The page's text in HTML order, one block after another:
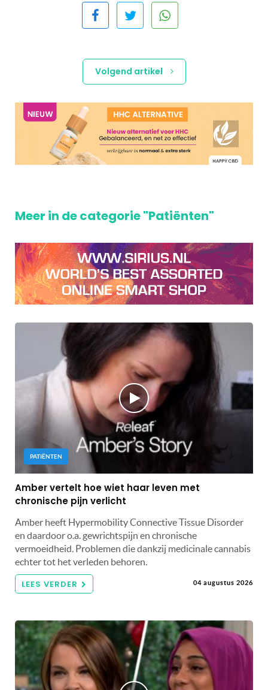
Volgend artikel
Meer in de categorie "Patiënten"
PATIËNTEN
Amber vertelt hoe wiet haar leven met
chronische pijn verlicht
Amber heeft Hypermobility Connective Tissue Disorder
en daardoor o.a. gewrichtspijn en chronische
vermoeidheid. Problemen die dankzij medicinale cannabis
echter tot het verleden behoren.
LEES VERDER 04 augustus 2026